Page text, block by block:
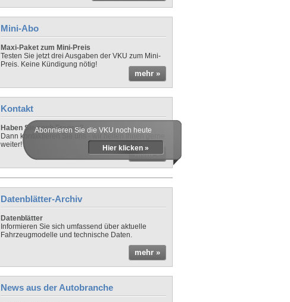
Mini-Abo
Maxi-Paket zum Mini-Preis
Testen Sie jetzt drei Ausgaben der VKU zum Mini-
Preis. Keine Kündigung nötig!
mehr »
Kontakt
Haben Sie noch Fragen?
Dann kontaktieren Sie uns - wir helfen Ihnen gerne
weiter!
mehr »
Abonnieren Sie die VKU noch heute
Hier klicken »
Datenblätter-Archiv
Datenblätter
Informieren Sie sich umfassend über aktuelle
Fahrzeugmodelle und technische Daten.
mehr »
News aus der Autobranche